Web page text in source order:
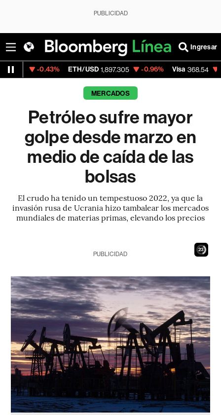
PUBLICIDAD
Ingresar
ETH/USD 1,897.305 -0.96% Visa 368.54 -0.28%
MERCADOS
Petróleo sufre mayor
golpe desde marzo en
medio de caída de las
bolsas
El crudo ha tenido un tempestuoso 2022, ya que la
invasión rusa de Ucrania hizo tambalear los mercados
mundiales de materias primas, elevando los precios
21
PUBLICIDAD